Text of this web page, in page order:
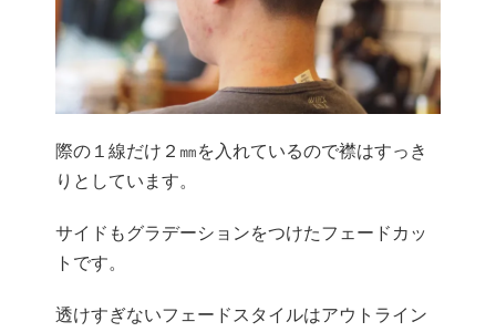
際の１線だけ２㎜を入れているので襟はすっき
りとしています。
サイドもグラデーションをつけたフェードカッ
トです。
透けすぎないフェードスタイルはアウトライン